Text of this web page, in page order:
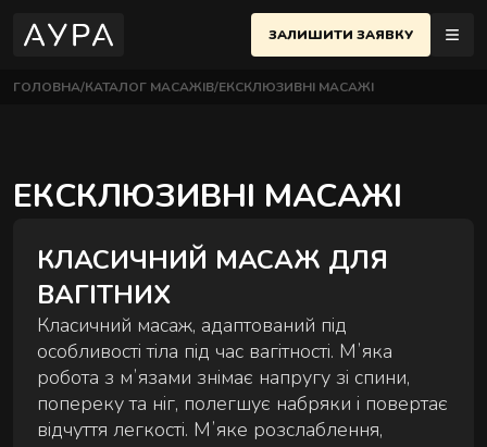
ЗАЛИШИТИ ЗАЯВКУ
ГОЛОВНА КАТАЛОГ МАСАЖІВ ЕКСКЛЮЗИВНІ МАСАЖІ
ЕКСКЛЮЗИВНІ МАСАЖІ
КЛАСИЧНИЙ МАСАЖ ДЛЯ
ВАГІТНИХ
Класичний масаж, адаптований під
особливості тіла під час вагітності. Мʼяка
робота з мʼязами знімає напругу зі спини,
попереку та ніг, полегшує набряки і повертає
відчуття легкості. Мʼяке розслаблення,
ПОЛТАВА
Коновальця, 32Б, Київ
РАЙОН
1, Київ
ШКОЛА
МАСАЖІ
ОСНОВНІ МАСАЖІ
Найпопулярніші техніки для розслаблення й
відновлення тіла.